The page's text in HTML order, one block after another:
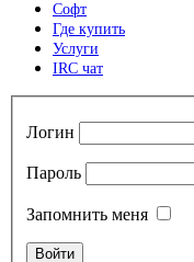
Софт
Где купить
Услуги
IRC чат
Логин
Пароль
Запомнить меня